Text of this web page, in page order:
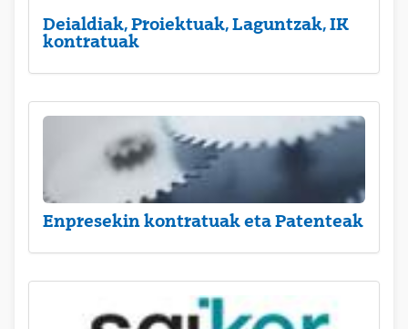
Deialdiak, Proiektuak, Laguntzak, IK
kontratuak
Enpresekin kontratuak eta Patenteak